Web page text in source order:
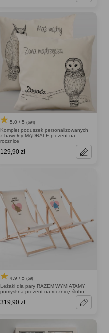
5.0 / 5 (694)
Komplet poduszek personalizowanych
z bawełny MĄDRALE prezent na
rocznice
129,90 zł
4.9 / 5 (59)
Leżaki dla pary RAZEM WYMIATAMY
pomysł na prezent na rocznicę ślubu
319,90 zł